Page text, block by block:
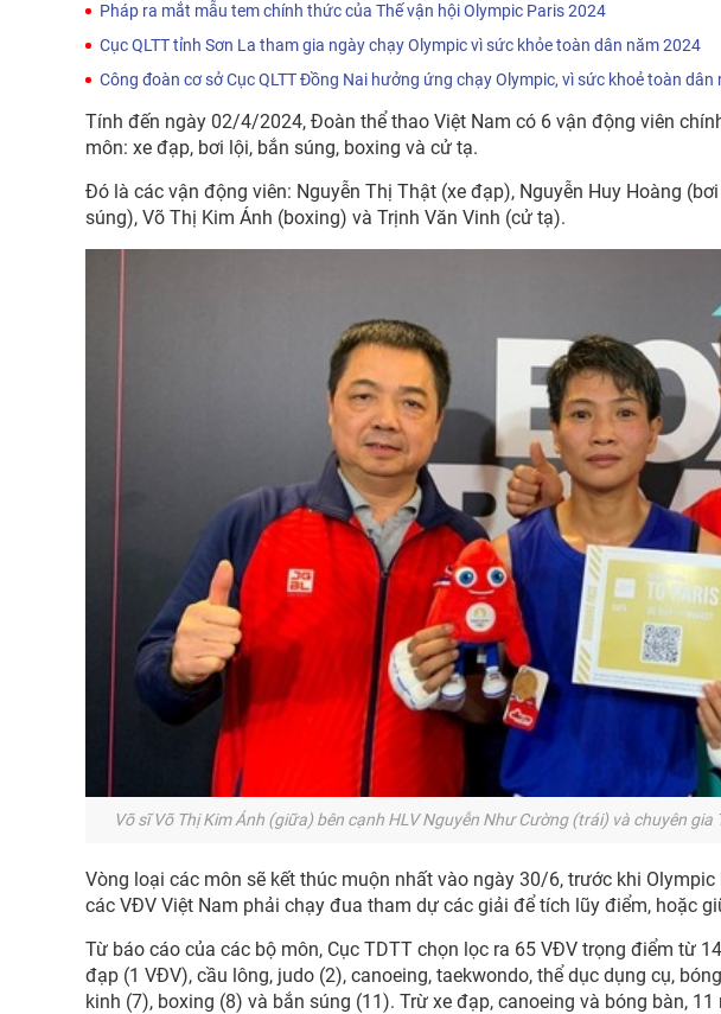
Pháp ra mắt mẫu tem chính thức của Thế vận hội Olympic Paris 2024
Cục QLTT tỉnh Sơn La tham gia ngày chạy Olympic vì sức khỏe toàn dân năm 2024
Công đoàn cơ sở Cục QLTT Đồng Nai hưởng ứng chạy Olympic, vì sức khoẻ toàn dân
Tính đến ngày 02/4/2024, Đoàn thể thao Việt Nam có 6 vận động viên
môn: xe đạp, bơi lội, bắn súng, boxing và cử tạ.
Đó là các vận động viên: Nguyễn Thị Thật (xe đạp), Nguyễn Huy Hoàng
súng), Võ Thị Kim Ánh (boxing) và Trịnh Văn Vinh (cử tạ).
Võ sĩ Võ Thị Kim Ánh (giữa) bên cạnh HLV Nguyễn Như Cường (trái) và chuyên
Vòng loại các môn sẽ kết thúc muộn nhất vào ngày 30/6, trước khi
các VĐV Việt Nam phải chạy đua tham dự các giải để tích lũy điểm, hoặc
Từ báo cáo của các bộ môn, Cục TDTT chọn lọc ra 65 VĐV trọng điểm từ
đạp (1 VĐV), cầu lông, judo (2), canoeing, taekwondo, thể dục dụng cụ,
kinh (7), boxing (8) và bắn súng (11). Trừ xe đạp, canoeing và bóng bàn,